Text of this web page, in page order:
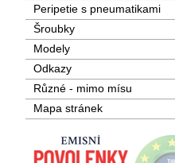
Peripetie s pneumatikami
Šroubky
Modely
Odkazy
Různé - mimo mísu
Mapa stránek